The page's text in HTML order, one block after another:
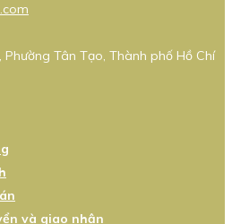
Phường Tân Tạo, Thành phố Hồ Chí
và giao nhận